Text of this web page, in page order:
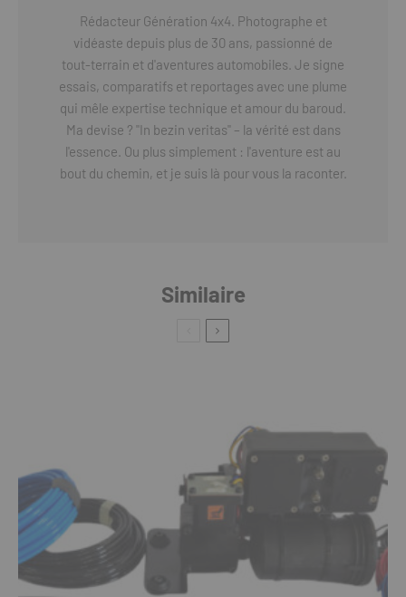
Rédacteur Génération 4x4. Photographe et
vidéaste depuis plus de 30 ans, passionné de
tout-terrain et d'aventures automobiles. Je signe
essais, comparatifs et reportages avec une plume
qui mêle expertise technique et amour du baroud.
Ma devise ? "In bezin veritas" – la vérité est dans
l'essence. Ou plus simplement : l'aventure est au
bout du chemin, et je suis là pour vous la raconter.
Similaire